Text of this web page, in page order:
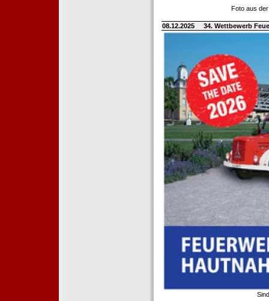
Foto aus
08.12.2025 34. Wettbewerb